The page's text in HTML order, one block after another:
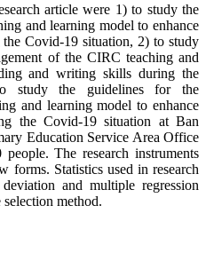
article were 1) to study the
and learning model to enhance
Covid-19 situation, 2) to study
of the CIRC teaching and
and writing skills during the
study the guidelines for the
and learning model to enhance
the Covid-19 situation at Ban
Education Service Area Office
The research instruments
forms. Statistics used in research
and multiple regression
method.